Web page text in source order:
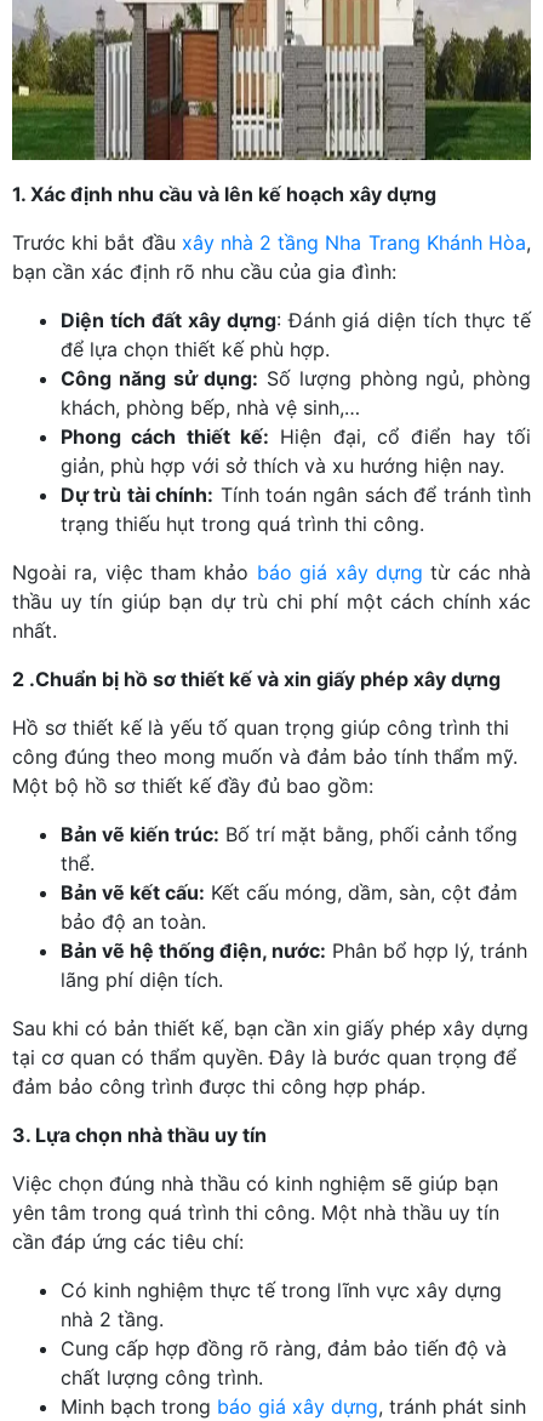
1. Xác định nhu cầu và lên kế hoạch xây dựng
Trước khi bắt đầu xây nhà 2 tầng Nha Trang Khánh Hòa,
bạn cần xác định rõ nhu cầu của gia đình:
Diện tích đất xây dựng: Đánh giá diện tích thực tế
để lựa chọn thiết kế phù hợp.
Công năng sử dụng: Số lượng phòng ngủ, phòng
khách, phòng bếp, nhà vệ sinh,…
Phong cách thiết kế: Hiện đại, cổ điển hay tối
giản, phù hợp với sở thích và xu hướng hiện nay.
Dự trù tài chính: Tính toán ngân sách để tránh tình
trạng thiếu hụt trong quá trình thi công.
Ngoài ra, việc tham khảo báo giá xây dựng từ các nhà
thầu uy tín giúp bạn dự trù chi phí một cách chính xác
nhất.
2 .Chuẩn bị hồ sơ thiết kế và xin giấy phép xây dựng
Hồ sơ thiết kế là yếu tố quan trọng giúp công trình thi
công đúng theo mong muốn và đảm bảo tính thẩm mỹ.
Một bộ hồ sơ thiết kế đầy đủ bao gồm:
Bản vẽ kiến trúc: Bố trí mặt bằng, phối cảnh tổng
thể.
Bản vẽ kết cấu: Kết cấu móng, dầm, sàn, cột đảm
bảo độ an toàn.
Bản vẽ hệ thống điện, nước: Phân bổ hợp lý, tránh
lãng phí diện tích.
Sau khi có bản thiết kế, bạn cần xin giấy phép xây dựng
tại cơ quan có thẩm quyền. Đây là bước quan trọng để
đảm bảo công trình được thi công hợp pháp.
3. Lựa chọn nhà thầu uy tín
Việc chọn đúng nhà thầu có kinh nghiệm sẽ giúp bạn
yên tâm trong quá trình thi công. Một nhà thầu uy tín
cần đáp ứng các tiêu chí:
Có kinh nghiệm thực tế trong lĩnh vực xây dựng
nhà 2 tầng.
Cung cấp hợp đồng rõ ràng, đảm bảo tiến độ và
chất lượng công trình.
Minh bạch trong báo giá xây dựng, tránh phát sinh